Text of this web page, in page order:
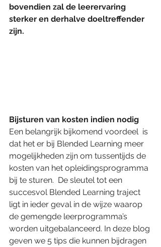
bovendien zal de leerervaring
sterker en derhalve doeltreffender
zijn.
Bijsturen van kosten indien nodig
Een belangrijk bijkomend voordeel  is
dat het er bij Blended Learning meer
mogelijkheden zijn om tussentijds de
kosten van het opleidingsprogramma
bij te sturen.  De sleutel tot een
succesvol Blended Learning traject
ligt in ieder geval in de wijze waarop
de gemengde leerprogramma’s
worden uitgebalanceerd. In deze blog
geven we 5 tips die kunnen bijdragen